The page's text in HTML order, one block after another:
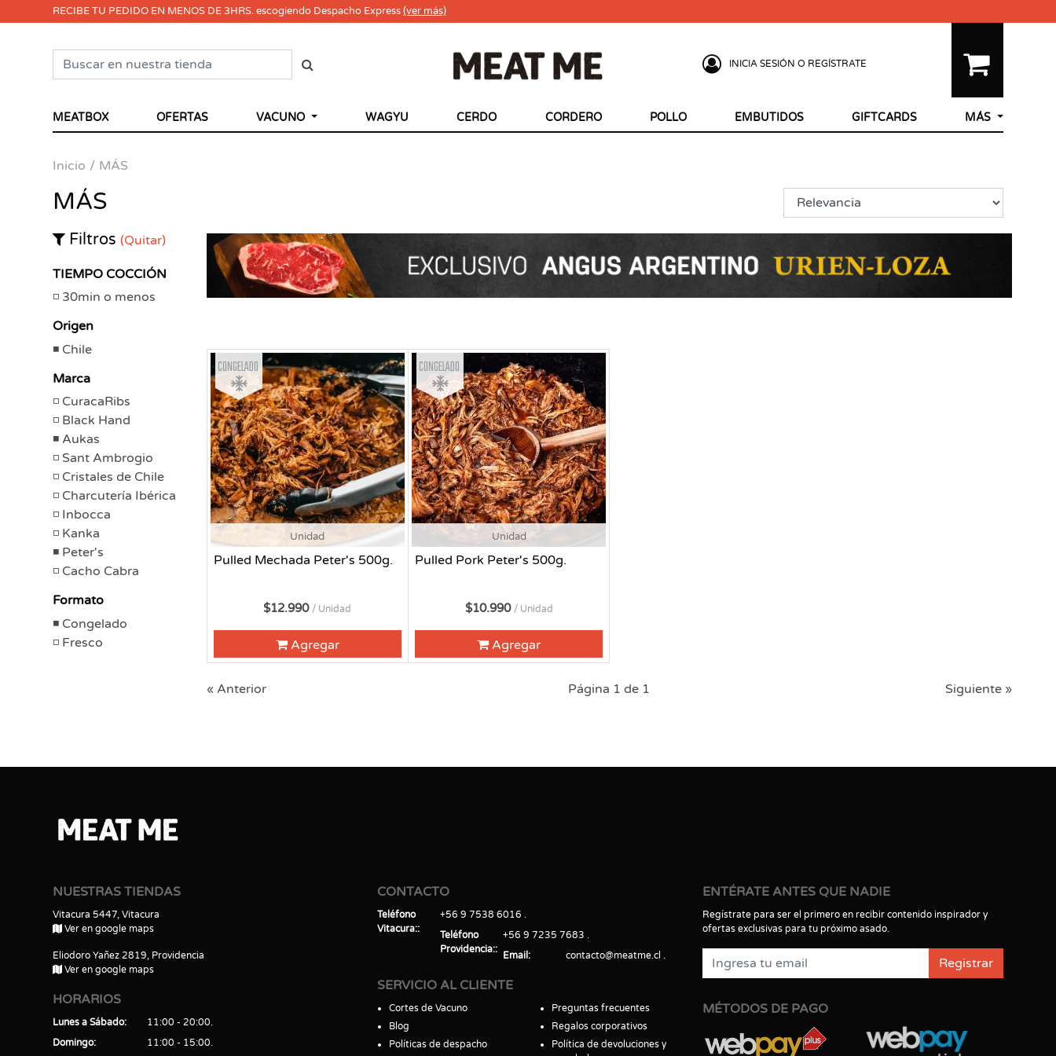
RECIBE TU PEDIDO EN MENOS DE 3HRS. escogiendo Despacho Express(ver más)
INICIA SESIÓN O REGÍSTRATE
MEATBOX OFERTAS VACUNO WAGYU CERDO CORDERO POLLO EMBUTIDOS GIFTCARDS MÁS
Inicio MÁS
MÁS
Filtros (Quitar)
TIEMPO COCCIÓN
30min o menos
Origen
Chile
Marca
CuracaRibs
Black Hand
Aukas
Sant Ambrogio
Cristales de Chile
Charcutería Ibérica
Inbocca
Kanka
Peter's
Cacho Cabra
Formato
Congelado
Fresco
Unidad
Pulled Mechada Peter's 500g.
Congelado
$12.990 / Unidad
Agregar
Unidad
Pulled Pork Peter's 500g.
Congelado
$10.990 / Unidad
Agregar
« Anterior Página 1 de 1 Siguiente »
NUESTRAS TIENDAS
Vitacura 5447, Vitacura
Ver en google maps
Eliodoro Yañez 2819, Providencia
Ver en google maps
HORARIOS
Lunes a Sábado
11:00 - 20:00
Domingo
11:00 - 15:00
CONTACTO
Teléfono
Vitacura:
+56 9 7538 6016
Teléfono
Providencia:
+56 9 7235 7683
Email
contacto@meatme.cl
SERVICIO AL CLIENTE
Cortes de Vacuno
Blog
Políticas de despacho
Preguntas frecuentes
Regalos corporativos
Política de devoluciones y
ENTÉRATE ANTES QUE NADIE
Regístrate para ser el primero en recibir contenido inspirador y
ofertas exclusivas para tu próximo asado.
Registrar
MÉTODOS DE PAGO